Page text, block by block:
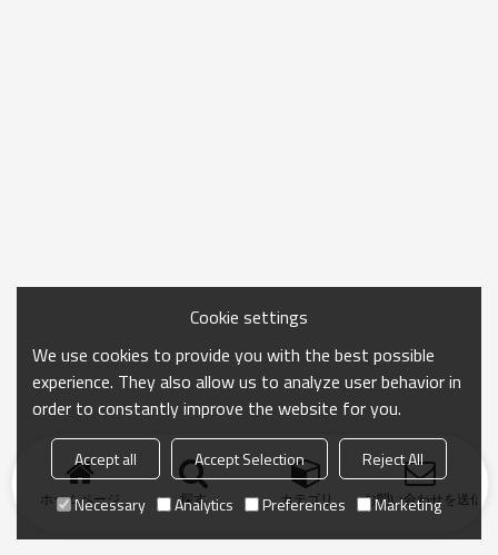
ホームページ 探す カテゴリ お問い合わせを送信
Cookie settings
We use cookies to provide you with the best possible
experience. They also allow us to analyze user behavior in
order to constantly improve the website for you.
Accept all Accept Selection
Reject All
Necessary
Analytics Preferences Marketing